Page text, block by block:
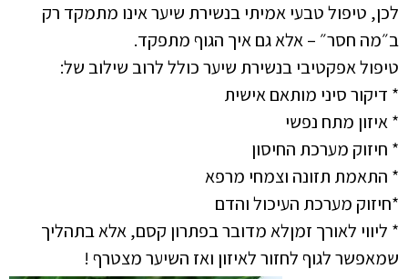
לכן, טיפול טבעי אמיתי בנשירת שיער אינו מתמקד רק
ב״מה חסר״ – אלא גם איך הגוף מתפקד.
טיפול אפקטיבי בנשירת שיער כולל לרוב שילוב של:
* דיקור סיני מותאם אישית
* איזון מתח נפשי
* חיזוק מערכת החיסון
* התאמת תזונה וצמחי מרפא
*חיזוק מערכת העיכול והדם
* ליווי לאורך זמןלא מדובר בפתרון קסם, אלא בתהליך
שמאפשר לגוף לחזור לאיזון ואז השיער מצטרף !